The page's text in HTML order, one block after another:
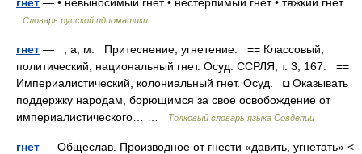
Словарь русской идиоматики
гнет — , а, м. Притеснение, угнетение. == Классовый,
политический, национальный гнет. Осуд. ССРЛЯ, т. 3, 167. ==
Империалистический, колониальный гнет. Осуд. ◘ Оказывать
поддержку народам, борющимся за свое освобождение от
империалистического… …
Толковый словарь языка Совдепии
гнет — Общеслав. Производное от гнести «давить, угнетать» <